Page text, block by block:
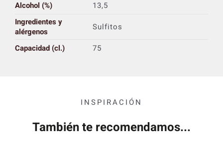
Alcohol (%)
13,5
Ingredientes y
alérgenos
Sulfitos
Capacidad (cl.)
75
INSPIRACIÓN
También te recomendamos...